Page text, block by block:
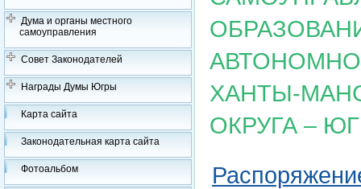
Дума и органы местного
самоуправления
Совет Законодателей
Награды Думы Югры
Карта сайта
Законодательная карта сайта
Фотоальбом
ХАНТЫ-
ОКРУГА –